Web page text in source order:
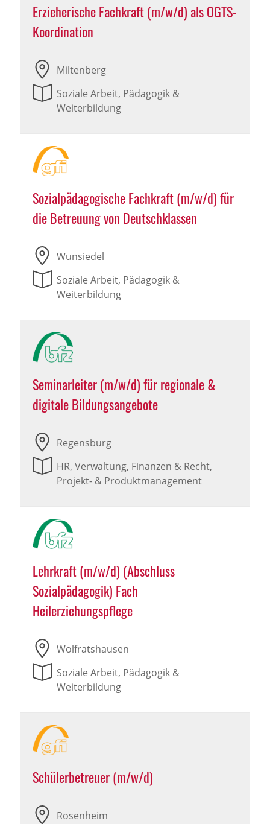
Erzieherische Fachkraft (m/w/d) als OGTS-
Koordination
Miltenberg
Soziale Arbeit, Pädagogik &
Weiterbildung
Sozialpädagogische Fachkraft (m/w/d) für
die Betreuung von Deutschklassen
Wunsiedel
Soziale Arbeit, Pädagogik &
Weiterbildung
Seminarleiter (m/w/d) für regionale &
digitale Bildungsangebote
Regensburg
HR, Verwaltung, Finanzen & Recht,
Projekt- & Produktmanagement
Lehrkraft (m/w/d) (Abschluss
Sozialpädagogik) Fach
Heilerziehungspflege
Wolfratshausen
Soziale Arbeit, Pädagogik &
Weiterbildung
Schülerbetreuer (m/w/d)
Rosenheim